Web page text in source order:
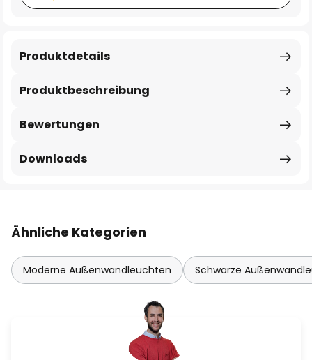
Produktbeschreibung
Produktdetails
Bewertungen
Downloads
Ähnliche Kategorien
Moderne Außenwandleuchten Schwarze